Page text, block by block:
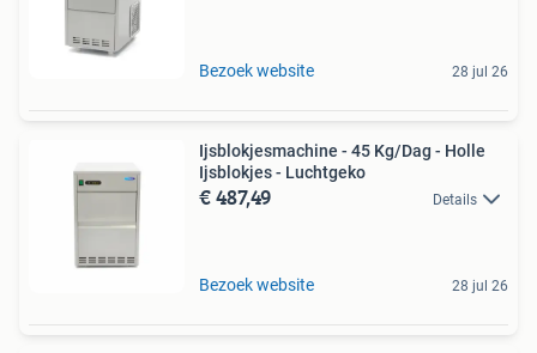
Bezoek website 28 jul 26
Ijsblokjesmachine - 45 Kg/Dag - Holle
Ijsblokjes - Luchtgeko
€ 487,49 Details
Bezoek website 28 jul 26